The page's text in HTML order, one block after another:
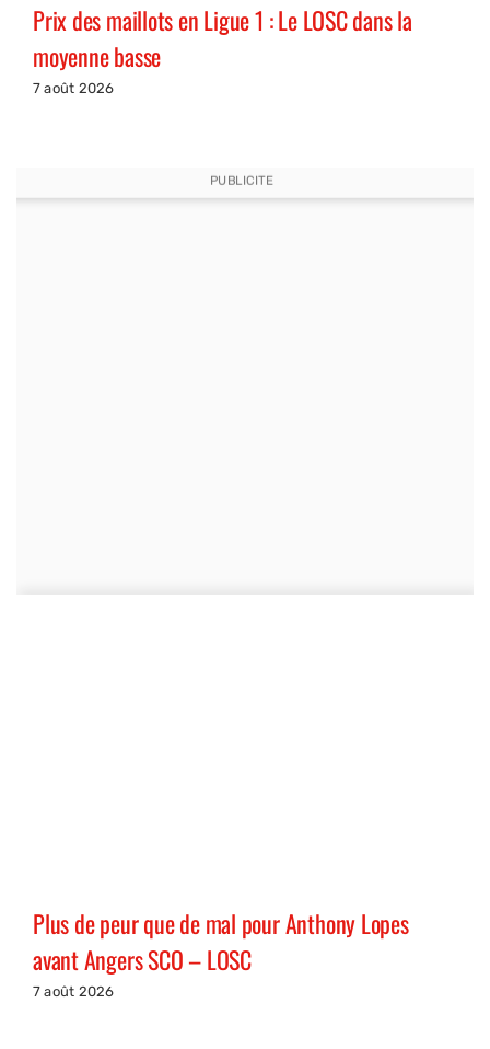
Prix des maillots en Ligue 1 : Le LOSC dans la
moyenne basse
7 août 2026
PUBLICITE
Plus de peur que de mal pour Anthony Lopes
avant Angers SCO – LOSC
7 août 2026